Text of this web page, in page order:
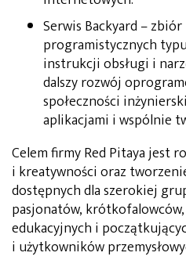
Serwis Backyard –
programistycznych
instrukcji obsługi i
dalszy rozwój
społeczności
aplikacjami i wspólnie
Celem firmy Red Pitaya jest
i kreatywności oraz
dostępnych dla szerokiej
pasjonatów,
edukacyjnych i
i użytkowników